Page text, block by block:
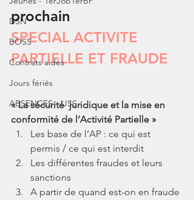
DSN
BOSS
Contrats aidés
Jours fériés
ABSENCES - IJSS
prochain
SPECIAL ACTIVITE
PARTIELLE ET FRAUDE
« La sécurité  juridique et la mise en
conformité de l’Activité Partielle »
Les base de l’AP : ce qui est
permis / ce qui est interdit
Les différentes fraudes et leurs
sanctions
A partir de quand est-on en fraude